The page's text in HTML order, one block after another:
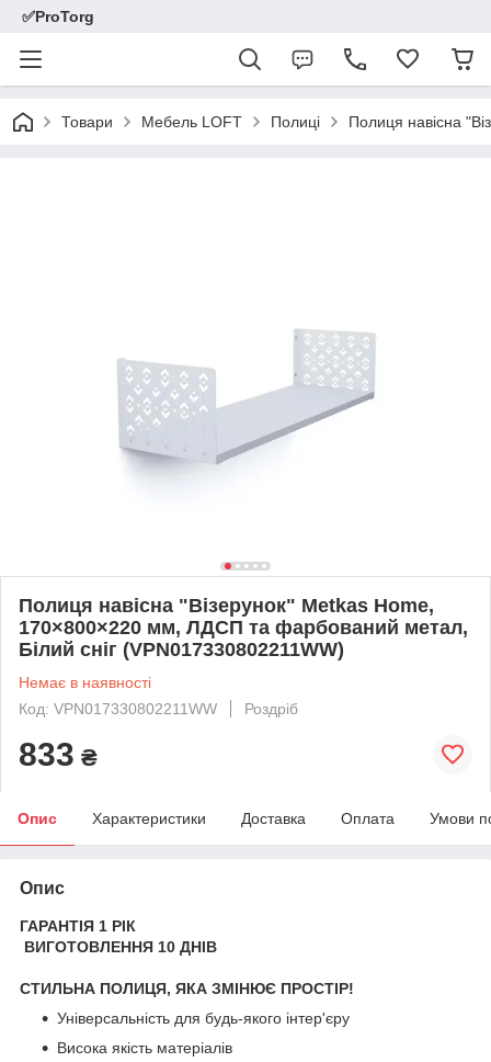
✅ProTorg
Товари Мебель LOFT Полиці Полиця навісна
Полиця навісна "Візерунок" Metkas Home,
170×800×220 мм, ЛДСП та фарбований метал,
Білий сніг (VPN017330802211WW)
Немає в наявності
Код: VPN017330802211WW
Роздріб
833 ₴
Опис Характеристики Доставка Оплата Умови
Опис
ГАРАНТІЯ 1 РІК
ВИГОТОВЛЕННЯ 10 ДНІВ
СТИЛЬНА ПОЛИЦЯ, ЯКА ЗМІНЮЄ ПРОСТІР!
Універсальність для будь-якого інтер'єру
Висока якість матеріалів